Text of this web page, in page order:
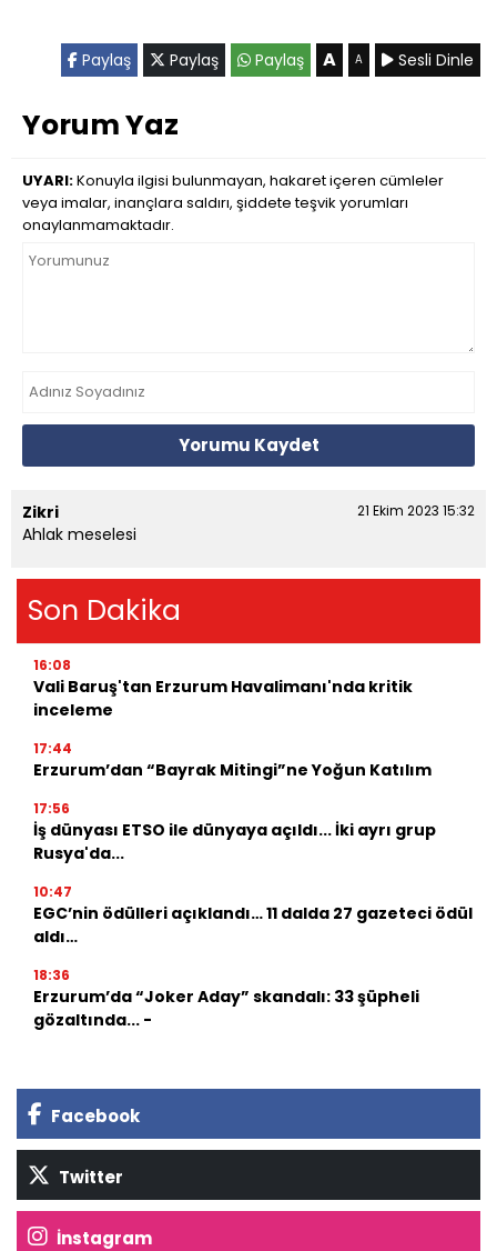
Paylaş Paylaş Paylaş A A Sesli Dinle
Yorum Yaz
UYARI:Konuyla ilgisi bulunmayan, hakaret içeren cümleler
veya imalar, inançlara saldırı, şiddete teşvik yorumları
onaylanmamaktadır.
Yorumu Kaydet
Zikri 21 Ekim 2023 15:32
Ahlak meselesi
Son Dakika
16:08
Vali Baruş'tan Erzurum Havalimanı'nda kritik
inceleme
17:44
Erzurum’dan “Bayrak Mitingi”ne Yoğun Katılım
17:56
İş dünyası ETSO ile dünyaya açıldı... İki ayrı grup
Rusya'da...
10:47
EGC’nin ödülleri açıklandı… 11 dalda 27 gazeteci ödül
aldı…
18:36
Erzurum’da “Joker Aday” skandalı: 33 şüpheli
gözaltında... -
Facebook
Twitter
İnstagram